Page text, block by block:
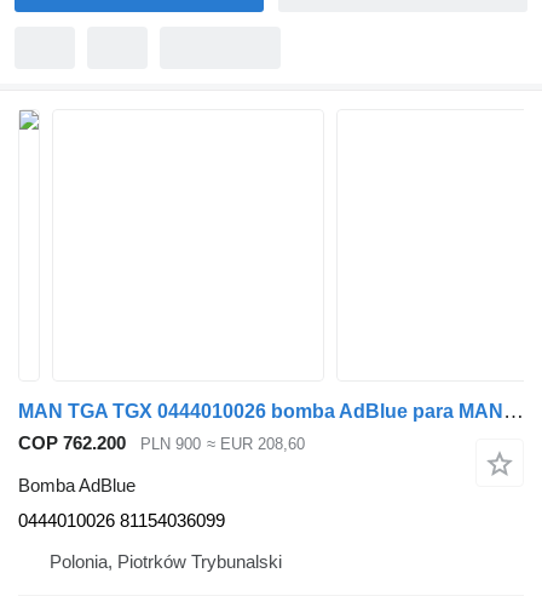
MAN TGA TGX 0444010026 bomba AdBlue para MAN TGA TGX camión
COP 762.200 PLN 900 ≈ EUR 208,60
Bomba AdBlue
0444010026 81154036099
Polonia, Piotrków Trybunalski